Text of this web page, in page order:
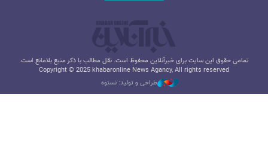
تمامی حقوق این سایت برای خبرآنلاین محفوظ است. نقل مطالب با ذکر منبع بلامانع است.
Copyright © 2025 khabaronline News Agancy, All rights reserved
طراحی و تولید: نستوه